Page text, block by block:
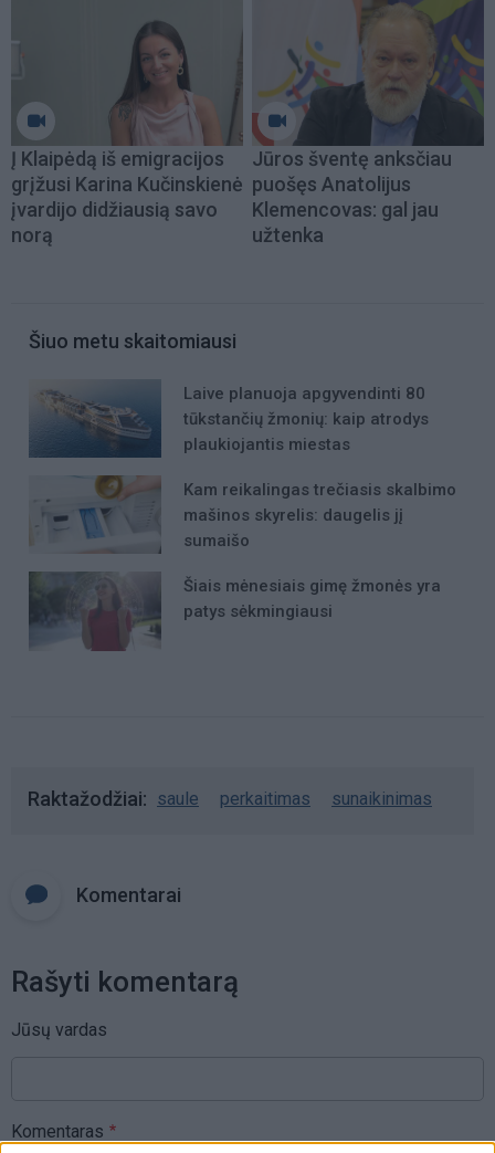
Į Klaipėdą iš emigracijos
grįžusi Karina Kučinskienė
įvardijo didžiausią savo
norą
Jūros šventę anksčiau
puošęs Anatolijus
Klemencovas: gal jau
užtenka
Šiuo metu skaitomiausi
Laive planuoja apgyvendinti 80
tūkstančių žmonių: kaip atrodys
plaukiojantis miestas
Kam reikalingas trečiasis skalbimo
mašinos skyrelis: daugelis jį
sumaišo
Šiais mėnesiais gimę žmonės yra
patys sėkmingiausi
Raktažodžiai saule perkaitimas sunaikinimas
Komentarai
Rašyti komentarą
Jūsų vardas
Komentaras